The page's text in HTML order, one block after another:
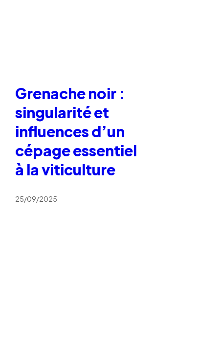
Grenache noir :
singularité et
influences d’un
cépage essentiel
à la viticulture
25/09/2025